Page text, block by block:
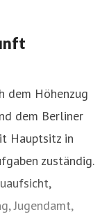
dem Höhenzug
dem Berliner
Hauptsitz in
zuständig.
Jugendamt,